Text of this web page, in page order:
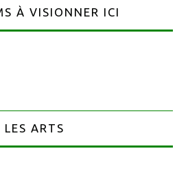
À VISIONNER ICI
LES ARTS